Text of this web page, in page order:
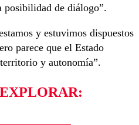
posibilidad de diálogo”.
y estuvimos dispuestos
parece que el Estado
y autonomía”.